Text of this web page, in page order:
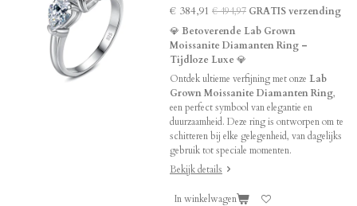
€ 384,91 € 494,97 GRATIS verzending
💎 Betoverende Lab Grown
Moissanite Diamanten Ring –
Tijdloze Luxe 💎
Ontdek ultieme verfijning met onze Lab
Grown Moissanite Diamanten Ring,
een perfect symbool van elegantie en
duurzaamheid. Deze ring is ontworpen om te
schitteren bij elke gelegenheid, van dagelijks
gebruik tot speciale momenten.
Bekijk details
In winkelwagen